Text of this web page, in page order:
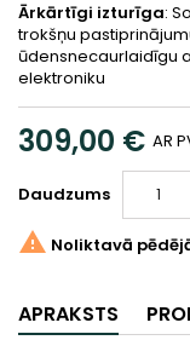
Ārkārtīgi izturīga:
trokšņu
ūdensnecaurlaidīgu
elektroniku
309,00 € AR
Daudzums
 Noliktavā
APRAKSTS